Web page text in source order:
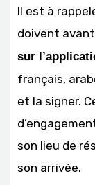
Il est à
doivent
sur
français,
et la signer.
son lieu de
son arrivée.